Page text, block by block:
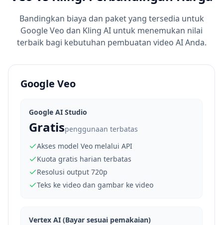
Bandingkan biaya dan paket yang tersedia untuk
Google Veo dan Kling AI untuk menemukan nilai
terbaik bagi kebutuhan pembuatan video AI Anda.
Google Veo
Google AI Studio
Gratispenggunaan terbatas
Akses model Veo melalui API
Kuota gratis harian terbatas
Resolusi output 720p
Teks ke video dan gambar ke video
Vertex AI (Bayar sesuai pemakaian)